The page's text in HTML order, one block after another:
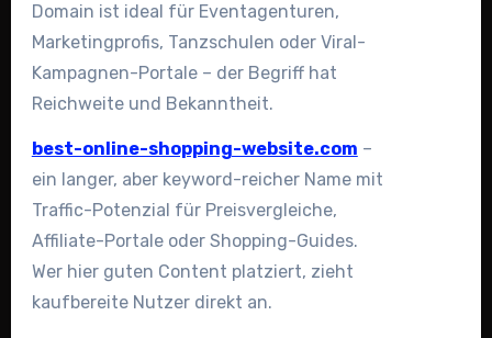
Domain ist ideal für Eventagenturen,
Marketingprofis, Tanzschulen oder Viral-
Kampagnen-Portale – der Begriff hat
Reichweite und Bekanntheit.
best-online-shopping-website.com –
ein langer, aber keyword-reicher Name mit
Traffic-Potenzial für Preisvergleiche,
Affiliate-Portale oder Shopping-Guides.
Wer hier guten Content platziert, zieht
kaufbereite Nutzer direkt an.